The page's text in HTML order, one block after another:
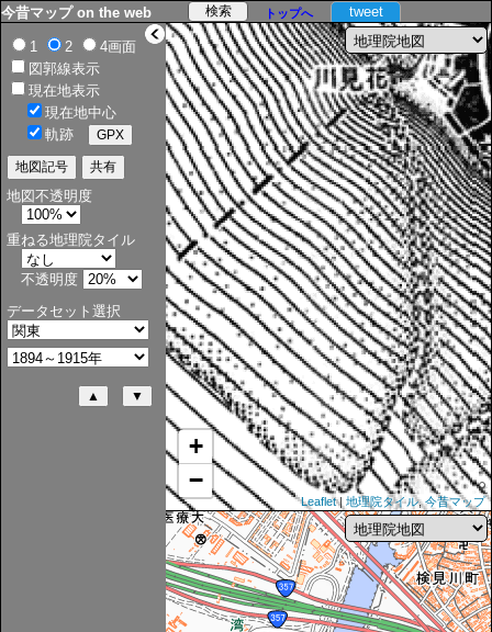
> tweet
今昔マップ on the web トップへ
+
−
Leaflet| 地理院タイル,今昔マップ
1 2
4画面
図郭線表示
現在地表示
現在地中心
軌跡
地図不透明度
重ねる地理院タイル
不透明度
データセット選択